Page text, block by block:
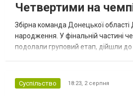
Четвертими на
Збірна команда Донецької
народження. У фінальній частині
подолали груповий етап, дійшли до
Суспільство 18:23, 2 серпня